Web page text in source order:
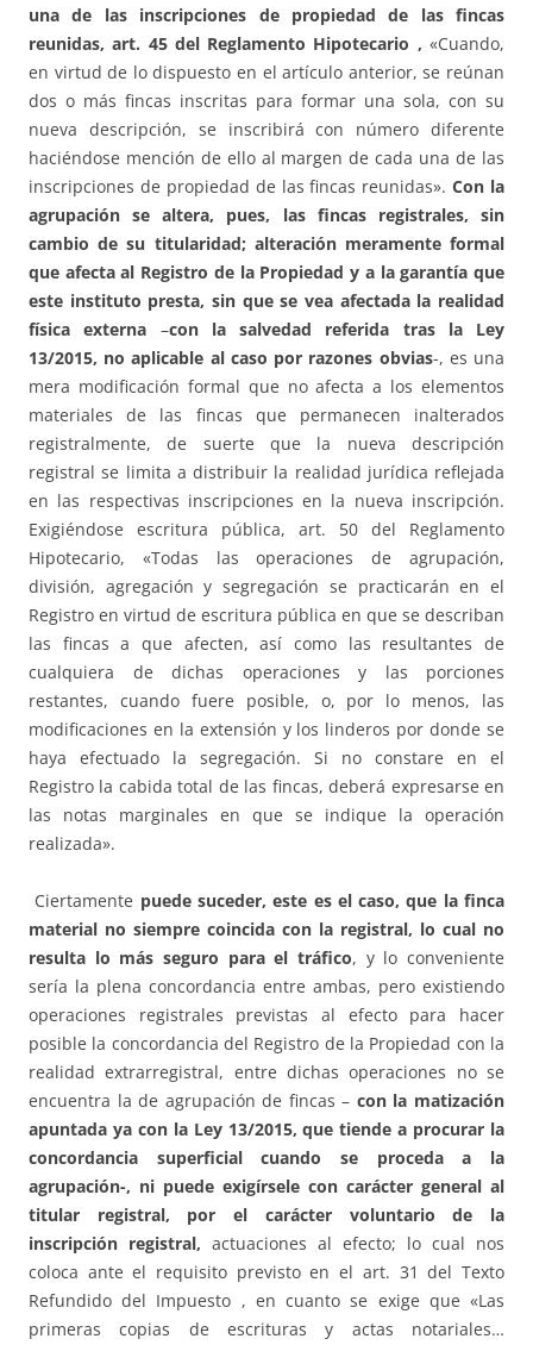
una de las inscripciones de propiedad de las fincas
reunidas, art. 45 del Reglamento Hipotecario , «Cuando,
en virtud de lo dispuesto en el artículo anterior, se reúnan
dos o más fincas inscritas para formar una sola, con su
nueva descripción, se inscribirá con número diferente
haciéndose mención de ello al margen de cada una de las
inscripciones de propiedad de las fincas reunidas».Con la
agrupación se altera, pues, las fincas registrales, sin
cambio de su titularidad; alteración meramente formal
que afecta al Registro de la Propiedad y a la garantía que
este instituto presta, sin que se vea afectada la realidad
física externa –con la salvedad referida tras la Ley
13/2015, no aplicable al caso por razones obvias-, es una
mera modificación formal que no afecta a los elementos
materiales de las fincas que permanecen inalterados
registralmente, de suerte que la nueva descripción
registral se limita a distribuir la realidad jurídica reflejada
en las respectivas inscripciones en la nueva inscripción.
Exigiéndose escritura pública, art. 50 del Reglamento
Hipotecario, «Todas las operaciones de agrupación,
división, agregación y segregación se practicarán en el
Registro en virtud de escritura pública en que se describan
las fincas a que afecten, así como las resultantes de
cualquiera de dichas operaciones y las porciones
restantes, cuando fuere posible, o, por lo menos, las
modificaciones en la extensión y los linderos por donde se
haya efectuado la segregación. Si no constare en el
Registro la cabida total de las fincas, deberá expresarse en
las notas marginales en que se indique la operación
realizada».
Ciertamente puede suceder, este es el caso, que la finca
material no siempre coincida con la registral, lo cual no
resulta lo más seguro para el tráfico, y lo conveniente
sería la plena concordancia entre ambas, pero existiendo
operaciones registrales previstas al efecto para hacer
posible la concordancia del Registro de la Propiedad con la
realidad extrarregistral, entre dichas operaciones no se
encuentra la de agrupación de fincas – con la matización
apuntada ya con la Ley 13/2015, que tiende a procurar la
concordancia superficial cuando se proceda a la
agrupación-, ni puede exigírsele con carácter general al
titular registral, por el carácter voluntario de la
inscripción registral, actuaciones al efecto; lo cual nos
coloca ante el requisito previsto en el art. 31 del Texto
Refundido del Impuesto , en cuanto se exige que «Las
primeras copias de escrituras y actas notariales…